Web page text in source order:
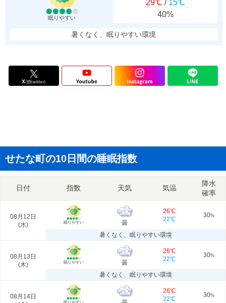
眠りやすい
29℃ / 15℃
40%
暑くなく、眠りやすい環境
せたな町の10日間の睡眠指数
日付 指数 天気 気温
降水
確率
08月12日
(水) 眠りやすい 曇
26℃
22℃
30%
暑くなく、眠りやすい環境
08月13日
(木) 眠りやすい 曇
26℃
22℃
30%
暑くなく、眠りやすい環境
08月14日
26℃
22℃
30%